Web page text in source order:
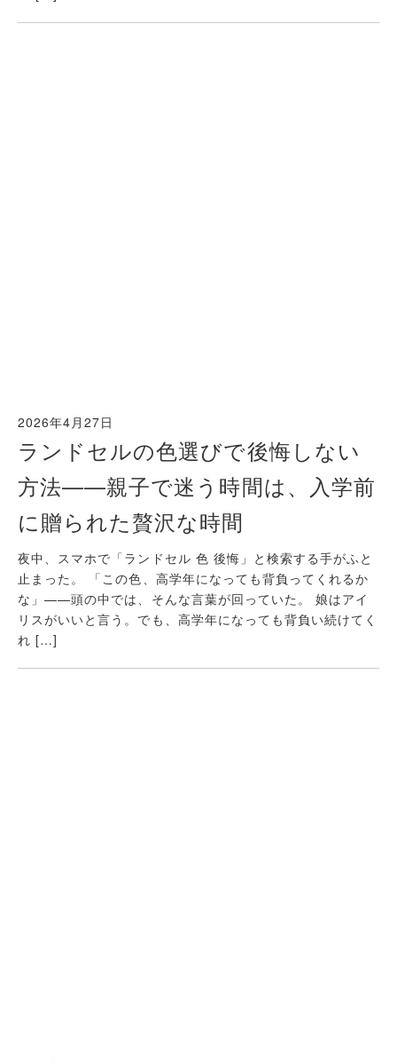
2026年4月27日
ランドセルの色選びで後悔しない
方法——親子で迷う時間は、入学前
に贈られた贅沢な時間
夜中、スマホで「ランドセル 色 後悔」と検索する手がふと
止まった。 「この色、高学年になっても背負ってくれるか
な」——頭の中では、そんな言葉が回っていた。 娘はアイ
リスがいいと言う。でも、高学年になっても背負い続けてく
れ […]